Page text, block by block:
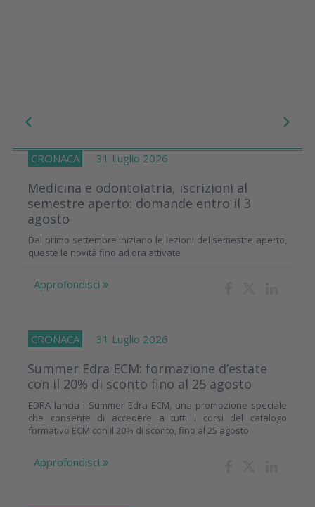
CRONACA 31 Luglio 2026
Medicina e odontoiatria, iscrizioni al
semestre aperto: domande entro il 3
agosto
Dal primo settembre iniziano le lezioni del semestre aperto,
queste le novità fino ad ora attivate
Approfondisci
CRONACA 31 Luglio 2026
Summer Edra ECM: formazione d’estate
con il 20% di sconto fino al 25 agosto
EDRA lancia i Summer Edra ECM, una promozione speciale
che consente di accedere a tutti i corsi del catalogo
formativo ECM con il 20% di sconto, fino al 25 agosto
Approfondisci